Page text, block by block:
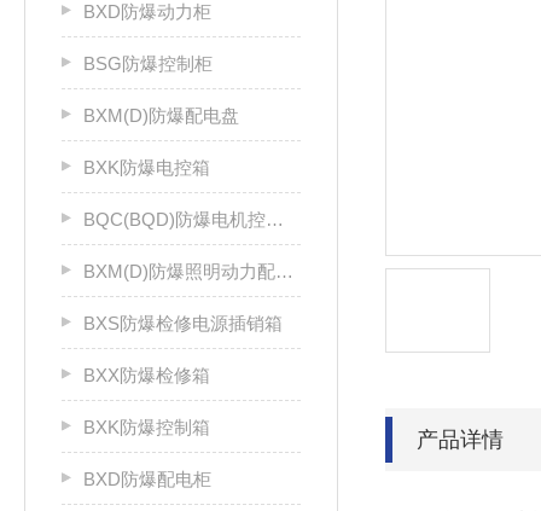
BXD防爆动力柜
BSG防爆控制柜
BXM(D)防爆配电盘
BXK防爆电控箱
BQC(BQD)防爆电机控制器
BXM(D)防爆照明动力配电箱
BXS防爆检修电源插销箱
BXX防爆检修箱
BXK防爆控制箱
BXD防爆配电柜
产品详情